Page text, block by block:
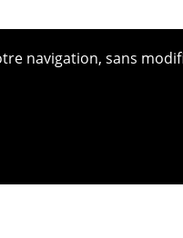
navigation, sans